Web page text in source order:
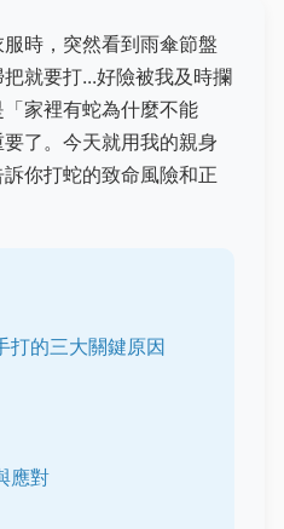
時，突然看到雨傘節盤
就要打...好險被我及時攔
家裡有蛇為什麼不能
了。今天就用我的親身
你打蛇的致命風險和正
打的三大關鍵原因
應對